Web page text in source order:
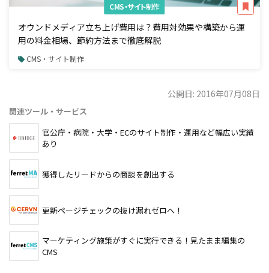
CMS・サイト制作
オウンドメディア立ち上げ費用は？費用対効果や構築から運
用の料金相場、節約方法まで徹底解説
CMS・サイト制作
公開日: 2016年07月08日
関連ツール・サービス
官公庁・病院・大学・ECのサイト制作・運用など幅広い実績
あり
獲得したリードからの商談を創出する
更新ページチェックの抜け漏れゼロへ！
マーケティング施策がすぐに実行できる！見たまま編集の
CMS